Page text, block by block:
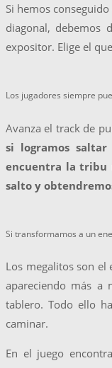
Si hemos
diagonal,
expositor. Elige el
Los jugadores siempre
Avanza el track de
si logramos
encuentra la tribu
salto y
Si transformamos a un
Los megalitos son
apareciendo más a
tablero. Todo ello
caminar.
En el juego